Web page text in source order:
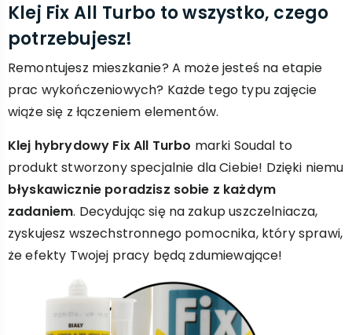
Klej Fix All Turbo to wszystko, czego
potrzebujesz!
Remontujesz mieszkanie? A może jesteś na etapie
prac wykończeniowych? Każde tego typu zajęcie
wiąże się z łączeniem elementów.
Klej hybrydowy Fix All Turbo marki Soudal to
produkt stworzony specjalnie dla Ciebie! Dzięki niemu
błyskawicznie poradzisz sobie z każdym
zadaniem. Decydując się na zakup uszczelniacza,
zyskujesz wszechstronnego pomocnika, który sprawi,
że efekty Twojej pracy będą zdumiewające!